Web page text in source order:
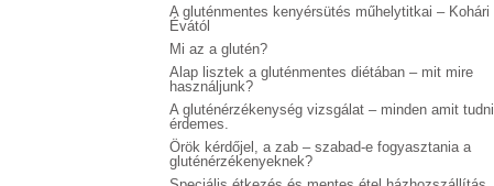
A gluténmentes kenyérsütés műhelytitkai – Kohári
Évától
Mi az a glutén?
Alap lisztek a gluténmentes diétában – mit mire
használjunk?
A gluténérzékenység vizsgálat – minden amit tudni
érdemes.
Örök kérdőjel, a zab – szabad-e fogyasztania a
gluténérzékenyeknek?